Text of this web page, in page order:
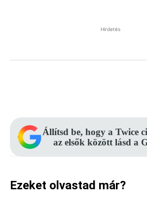
Hirdetés
Állítsd be, hogy a Twice
az elsők között lásd a
Ezeket olvastad már?